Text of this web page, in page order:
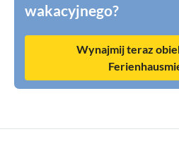
wakacyjnego?
Wynajmij teraz